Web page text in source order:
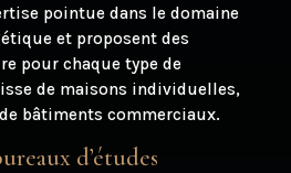
pointue dans le domaine
et proposent des
pour chaque type de
de maisons individuelles,
bâtiments commerciaux.
d’études